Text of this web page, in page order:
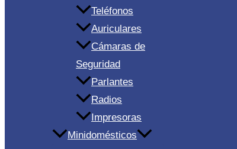
Teléfonos
Auriculares
Cámaras de
Seguridad
Parlantes
Radios
Impresoras
Minidomésticos